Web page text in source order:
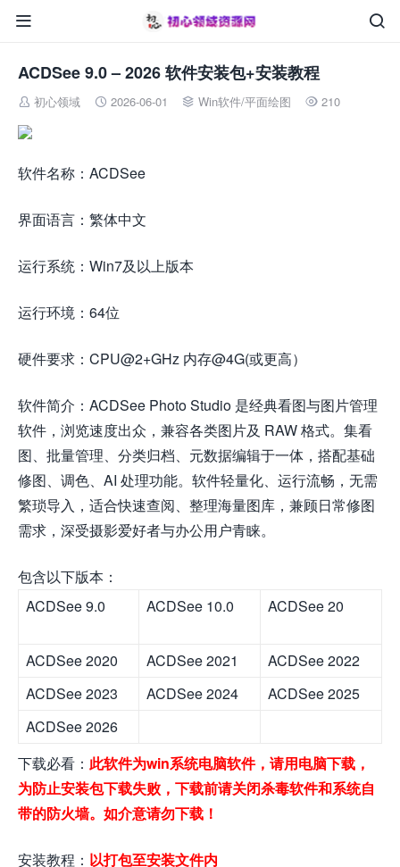


ACDSee 9.0 – 2026 软件安装包+安装教程
 初心领域  2026-06-01  Win软件/平面绘图  210
软件名称：ACDSee
界面语言：繁体中文
运行系统：Win7及以上版本
运行环境：64位
硬件要求：CPU@2+GHz 内存@4G(或更高）
软件简介：ACDSee Photo Studio 是经典看图与图片管理
软件，浏览速度出众，兼容各类图片及 RAW 格式。集看
图、批量管理、分类归档、元数据编辑于一体，搭配基础
修图、调色、AI 处理功能。软件轻量化、运行流畅，无需
繁琐导入，适合快速查阅、整理海量图库，兼顾日常修图
需求，深受摄影爱好者与办公用户青睐。
包含以下版本：
ACDSee 9.0
ACDSee 10.0 ACDSee 20
ACDSee 2020 ACDSee 2021
ACDSee 2022
ACDSee 2023
ACDSee 2024
ACDSee 2025
ACDSee 2026
下载必看： 此软件为win系统电脑软件，请用电脑下载，
为防止安装包下载失败，下载前请关闭杀毒软件和系统自
带的防火墙。如介意请勿下载！
安装教程： 以打包至安装文件内